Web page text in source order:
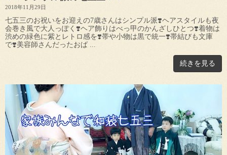
2018年11月29日
七五三のお祝いをお迎えの7歳さんはシンプル派❣️ヘアスタイルも夜
会巻き風で大人っぽく❣️ヘア飾りはべっ甲のかんざしひとつ❣️着物は
渋めの緑色に紫とレトロ感を❣️帯や小物は黒で統一❣️帯結びも文庫
で❣️美容師さんだったおば ...
続きを見る